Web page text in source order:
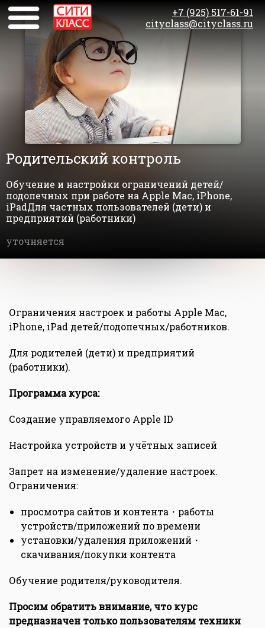
+7 (925) 517-61-91
cityclass@cityclass.ru
Родительский контроль
Обучение и настройки ограничений детей/
подопечных при работе на Apple Mac, iPhone,
iPadДля частных пользователей (дети) и
предприятий (работники)
уточняется
Ограничения настроек и работы Apple Mac,
iPhone, iPad детей/подопечных/работников.
Для родителей (дети) и предприятий
(работники).
Программа курса:
Создание управляемого Apple ID
Настройка устройств и учётных записей
Запрет на изменение/удаление настроек.
Ограничения:
просмотра сайтов и контента・работы
устройств/приложений по времени
установки/удаления приложений・
скачивания/покупки контента
Обучение родителя/руководителя.
Просим обратить внимание, что курс
предназначен только пользователям техники